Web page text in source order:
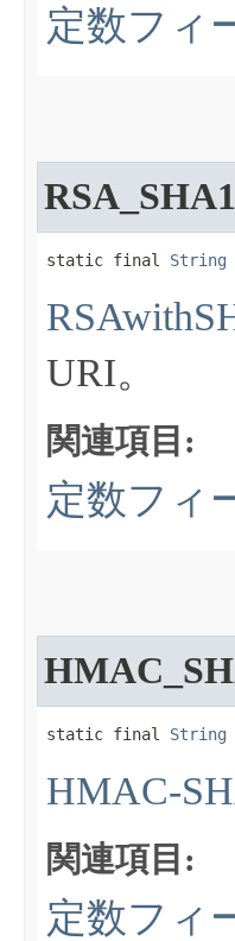
定数フィ
RSA_SHA1
static final String
URI。
関連項目:
定数フィ
static final String
HMAC-
関連項目:
定数フィ